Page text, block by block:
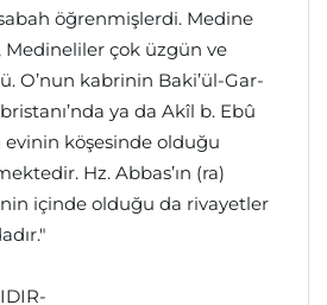
öğrenmişlerdi. Medine
Medineliler çok üzgün ve
O’nun kabrinin Baki’ül-Gar-
ya da Akîl b. Ebû
evinin köşesinde olduğu
Hz. Abbas’ın (ra)
içinde olduğu da rivayetler